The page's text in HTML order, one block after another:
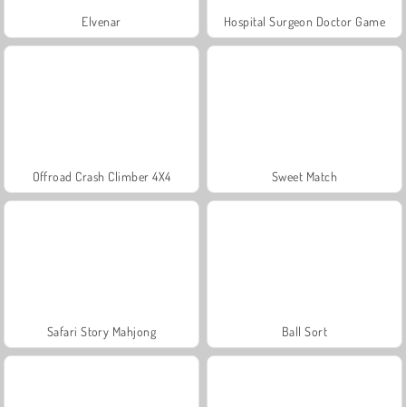
Elvenar Hospital Surgeon Doctor Game
Offroad Crash Climber 4X4 Sweet Match
Safari Story Mahjong Ball Sort